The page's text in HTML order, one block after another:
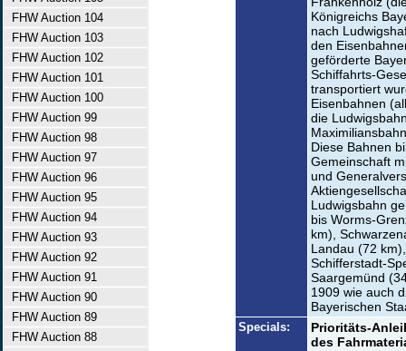
FHW Auction 104
FHW Auction 103
FHW Auction 102
FHW Auction 101
FHW Auction 100
FHW Auction 99
FHW Auction 98
FHW Auction 97
FHW Auction 96
FHW Auction 95
FHW Auction 94
FHW Auction 93
FHW Auction 92
FHW Auction 91
FHW Auction 90
FHW Auction 89
FHW Auction 88
Königreichs
nach
den
geförderte
Schiffahrts-
transportiert
Eisenbahnen
die
Diese Bahnen
Gemeinschaft
und
Ludwigsbahn
bis Worms-
km),
Landau (72
Schifferstadt-
Saargemünd
1909 wie auch
Bayerischen
Specials:
Prioritäts-
des